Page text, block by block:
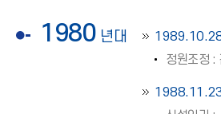
1980 년대
정원조정